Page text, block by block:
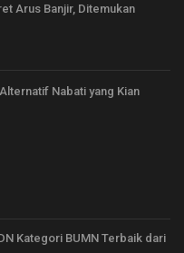
Arus Banjir, Ditemukan
Nabati yang Kian
Kategori BUMN Terbaik dari